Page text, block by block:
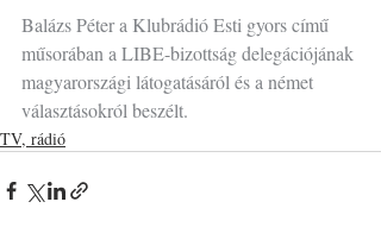
Balázs Péter a Klubrádió Esti gyors című
műsorában a LIBE-bizottság delegációjának
magyarországi látogatásáról és a német
választásokról beszélt.
TV, rádió